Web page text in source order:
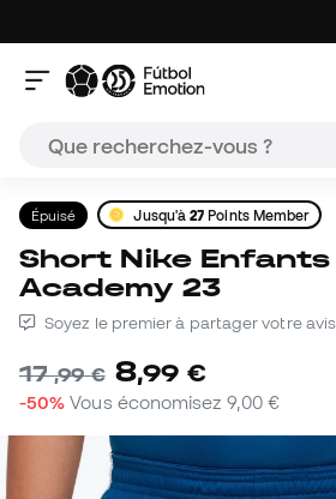
Épuisé Jusqu'à27 Points Member
Short Nike Enfants Dri-Fit
Academy 23
Soyez le premier à partager votre avis
17,99 € 8,99 €
-50% Vous économisez 9,00 €